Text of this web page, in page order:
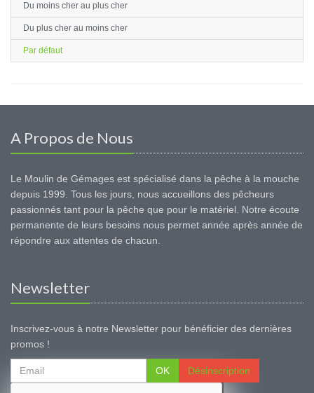
Du moins cher au plus cher
Du plus cher au moins cher
Par défaut
A Propos de Nous
Le Moulin de Gémages est spécialisé dans la pêche à la mouche
depuis 1999. Tous les jours, nous accueillons des pêcheurs
passionnés tant pour la pêche que pour le matériel. Notre écoute
permanente de leurs besoins nous permet année après année de
répondre aux attentes de chacun.
Newsletter
Inscrivez-vous à notre Newsletter pour bénéficier des dernières
promos !
OK Désinscription